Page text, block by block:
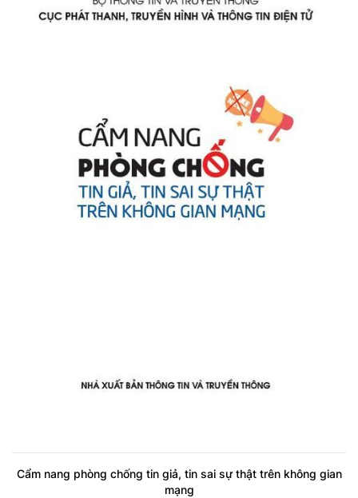
Cẩm nang phòng chống tin giả, tin sai sự thật trên không gian
mạng